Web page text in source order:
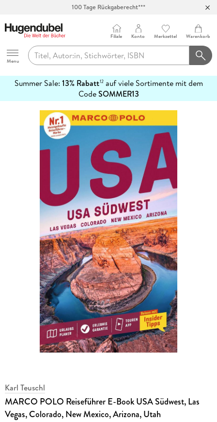
100 Tage Rückgaberecht***
Hugendubel
Menu
Filiale Konto Merkzettel Warenkorb
Summer Sale: 13% Rabatt12auf viele Sortimente mit dem
CodeSOMMER13
erfahren
Karl Teuschl
MARCO POLO Reiseführer E-Book USA Südwest, Las
Vegas, Colorado, New Mexico, Arizona, Utah